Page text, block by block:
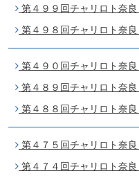
第４９９回チャリロト奈
第４９８回チャリロト奈
第４９０回チャリロト奈
第４８９回チャリロト奈
第４８８回チャリロト奈
第４７５回チャリロト奈
第４７４回チャリロト奈